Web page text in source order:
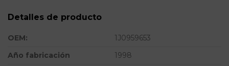
Detalles de producto
OEM:
1J0959653
Año fabricación
1998